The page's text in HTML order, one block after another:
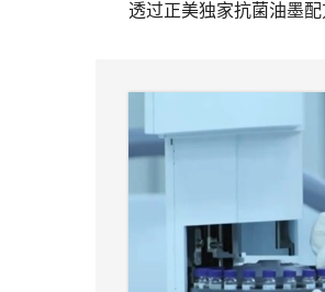
透过正美独家抗菌油墨